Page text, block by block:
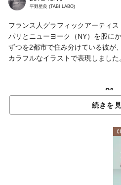
平野星良 (TABI LABO)
フランス人グラフィックアーティ
パリとニューヨーク（NY）を股に
ずつを2都市で住み分けている彼が
カラフルなイラストで表現しました
01.
“光の都”
“ビッグアッ
続きを